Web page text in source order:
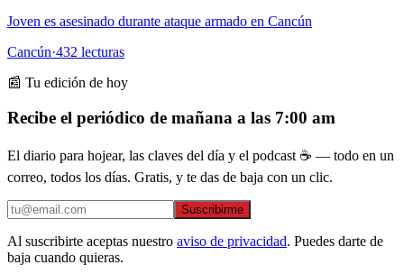
Joven es asesinado durante ataque armado en Cancún
Cancún·432 lecturas
📰 Tu edición de hoy
Recibe el periódico de mañana a las 7:00 am
El diario para hojear, las claves del día y el podcast ☕ — todo en un
correo, todos los días. Gratis, y te das de baja con un clic.
Suscribirme
Al suscribirte aceptas nuestro aviso de privacidad. Puedes darte de
baja cuando quieras.